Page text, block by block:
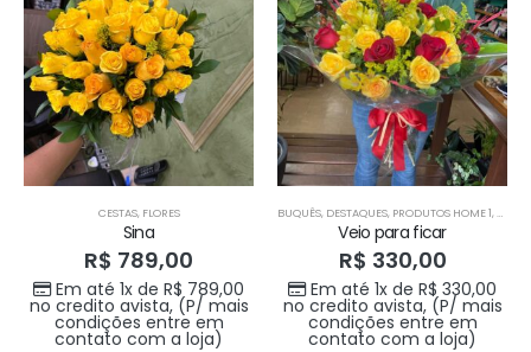
CESTAS, FLORES
Sina
R$ 789,00
Em até 1x deR$ 789,00
no credito avista, (P/ mais
condições entre em
contato com a loja)
BUQUÊS, DESTAQUES, PRODUTOS HOME 1,
Veio para ficar
R$ 330,00
Em até 1x deR$ 330,00
no credito avista, (P/ mais
condições entre em
contato com a loja)